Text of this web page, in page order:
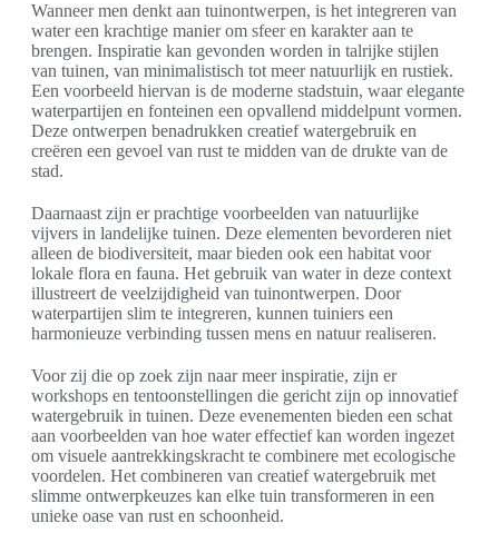
Wanneer men denkt aan tuinontwerpen, is het integreren van
water een krachtige manier om sfeer en karakter aan te
brengen. Inspiratie kan gevonden worden in talrijke stijlen
van tuinen, van minimalistisch tot meer natuurlijk en rustiek.
Een voorbeeld hiervan is de moderne stadstuin, waar elegante
waterpartijen en fonteinen een opvallend middelpunt vormen.
Deze ontwerpen benadrukken creatief watergebruik en
creëren een gevoel van rust te midden van de drukte van de
stad.
Daarnaast zijn er prachtige voorbeelden van natuurlijke
vijvers in landelijke tuinen. Deze elementen bevorderen niet
alleen de biodiversiteit, maar bieden ook een habitat voor
lokale flora en fauna. Het gebruik van water in deze context
illustreert de veelzijdigheid van tuinontwerpen. Door
waterpartijen slim te integreren, kunnen tuiniers een
harmonieuze verbinding tussen mens en natuur realiseren.
Voor zij die op zoek zijn naar meer inspiratie, zijn er
workshops en tentoonstellingen die gericht zijn op innovatief
watergebruik in tuinen. Deze evenementen bieden een schat
aan voorbeelden van hoe water effectief kan worden ingezet
om visuele aantrekkingskracht te combinere met ecologische
voordelen. Het combineren van creatief watergebruik met
slimme ontwerpkeuzes kan elke tuin transformeren in een
unieke oase van rust en schoonheid.